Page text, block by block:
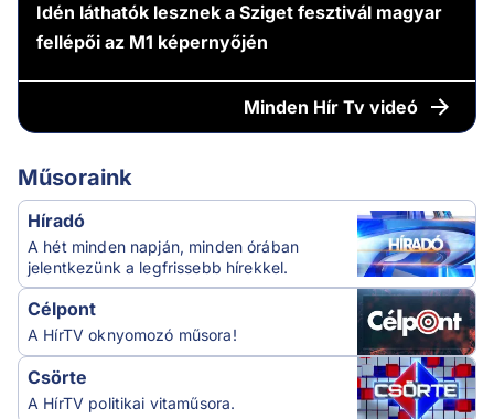
Idén láthatók lesznek a Sziget fesztivál magyar
fellépői az M1 képernyőjén
Minden Hír Tv videó
Műsoraink
Híradó
A hét minden napján, minden órában
jelentkezünk a legfrissebb hírekkel.
Célpont
A HírTV oknyomozó műsora!
Csörte
A HírTV politikai vitaműsora.